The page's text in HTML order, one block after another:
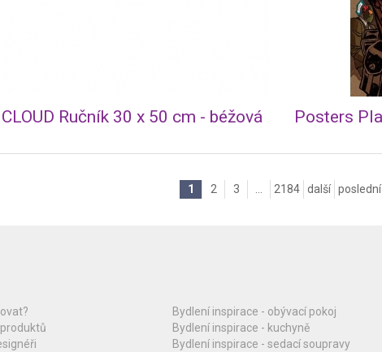
Ručník 30 x 50 cm - béžová
1 2 3 2184 další poslední
Bydlení inspirace - obývací pokoj
Bydlení inspirace - kuchyně
Bydlení inspirace - sedací soupravy